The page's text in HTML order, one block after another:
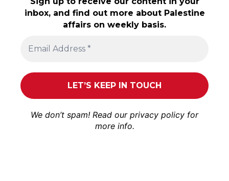
inbox, and find out more about Palestine
affairs on weekly basis.
We don’t spam! Read our privacy policy for
more info.